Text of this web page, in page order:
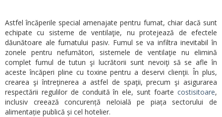
Astfel încăperile special amenajate pentru fumat, chiar dacă sunt
echipate cu sisteme de ventilaţie, nu protejează de efectele
dăunătoare ale fumatului pasiv. Fumul se va infiltra inevitabil în
zonele pentru nefumători, sistemele de ventilaţie nu elimină
complet fumul de tutun şi lucrătorii sunt nevoiţi să se afle în
aceste încăperi pline cu toxine pentru a deservi clienţii. În plus,
crearea şi întreţinerea a astfel de spaţii, precum şi asigurarea
respectării regulilor de conduită în ele, sunt foarte costisitoare,
inclusiv creează concurență neloială pe piața sectorului de
alimentație publică și cel hotelier.